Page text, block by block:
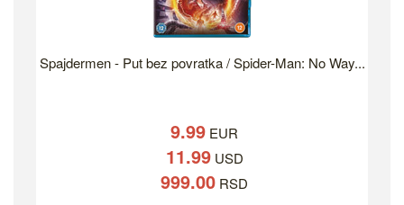
Spajdermen - Put bez povratka / Spider-Man: No Way...
9.99 EUR
11.99USD
999.00 RSD